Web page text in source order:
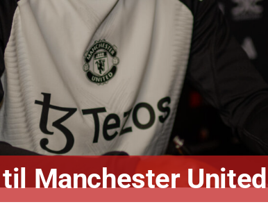
Manchester United